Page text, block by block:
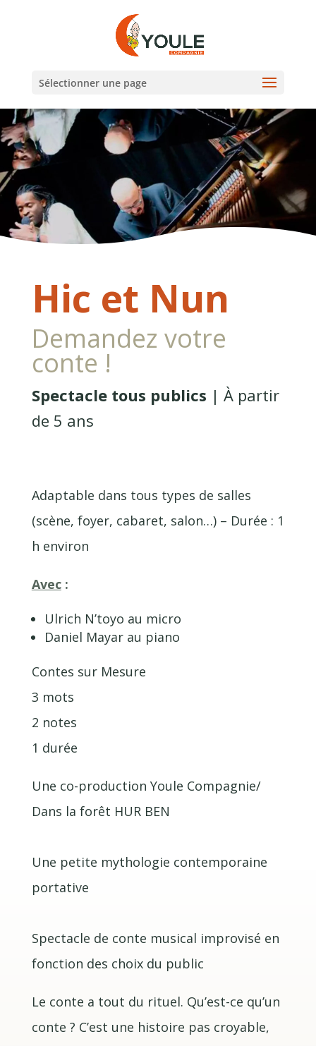
Sélectionner une page
Hic et Nun
Demandez votre
conte !
Spectacle tous publics | À partir
de 5 ans
Adaptable dans tous types de salles
(scène, foyer, cabaret, salon…) – Durée : 1
h environ
Avec:
Ulrich N’toyo au micro
Daniel Mayar au piano
Contes sur Mesure
3 mots
2 notes
1 durée
Une co-production Youle Compagnie/
Dans la forêt HUR BEN
Une petite mythologie contemporaine
portative
Spectacle de conte musical improvisé en
fonction des choix du public
​Le conte a tout du rituel. Qu’est-ce qu’un
conte ? C’est une histoire pas croyable,